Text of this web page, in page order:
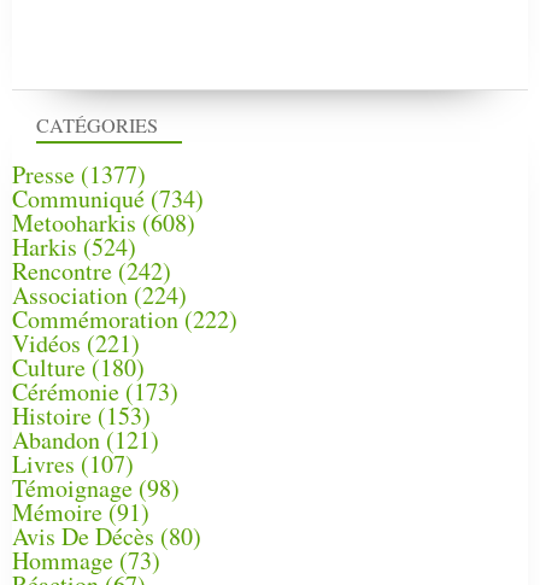
CATÉGORIES
Presse (1377)
Communiqué (734)
Metooharkis (608)
Harkis (524)
Rencontre (242)
Association (224)
Commémoration(222)
Vidéos (221)
Culture(180)
Cérémonie (173)
Histoire (153)
Abandon(121)
Livres (107)
Témoignage (98)
Mémoire (91)
Avis De Décès (80)
Hommage (73)